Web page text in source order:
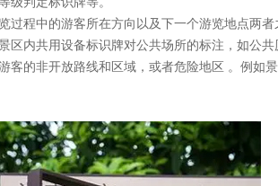
过程中的游客所在方向以及下一个游览地点两
内共用设备标识牌对公共场所的标注，如公共
客的非开放路线和区域，或者危险地区 。例如